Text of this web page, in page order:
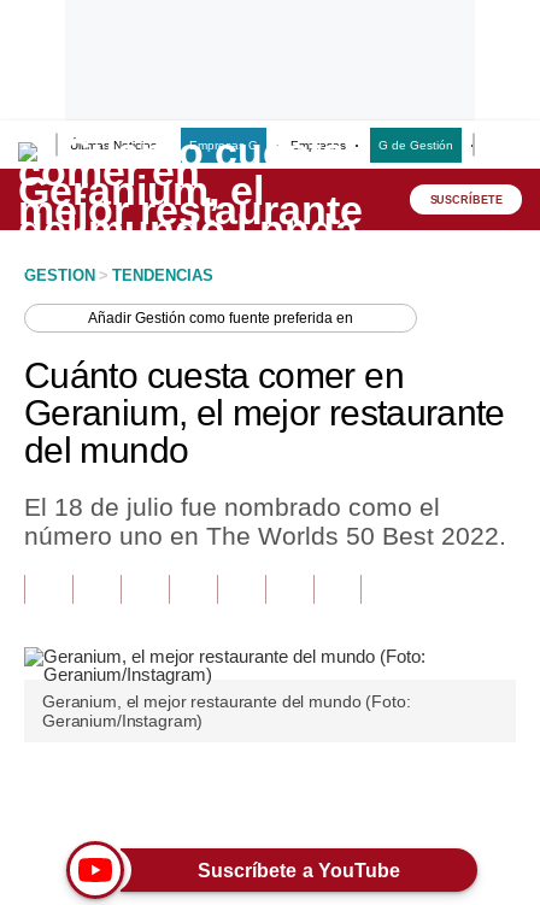
Últimas Noticias Empresas G Empresas G de Gestión
Lo último
Peru Quiosco
Economía
Mercados
Política
Inmobiliarias
Plus G
Pregunta de hoy
SUSCRÍBETE
GESTION > TENDENCIAS
AñadirGestión como fuente preferida en
Cuánto cuesta comer en
Geranium, el mejor restaurante
del mundo
El 18 de julio fue nombrado como el
número uno en The Worlds 50 Best 2022.
Geranium, el mejor restaurante del mundo (Foto:
Geranium/Instagram)
Suscríbete a YouTube